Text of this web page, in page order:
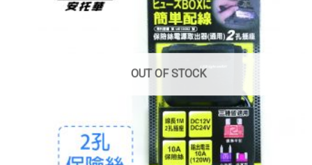
OUT OF STOCK